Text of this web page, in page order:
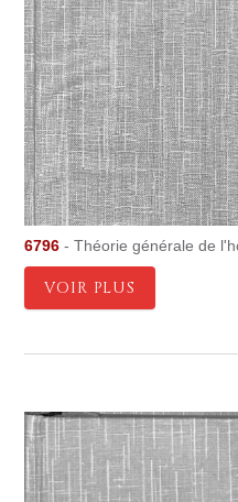
6796 - Théorie générale de
VOIR PLUS